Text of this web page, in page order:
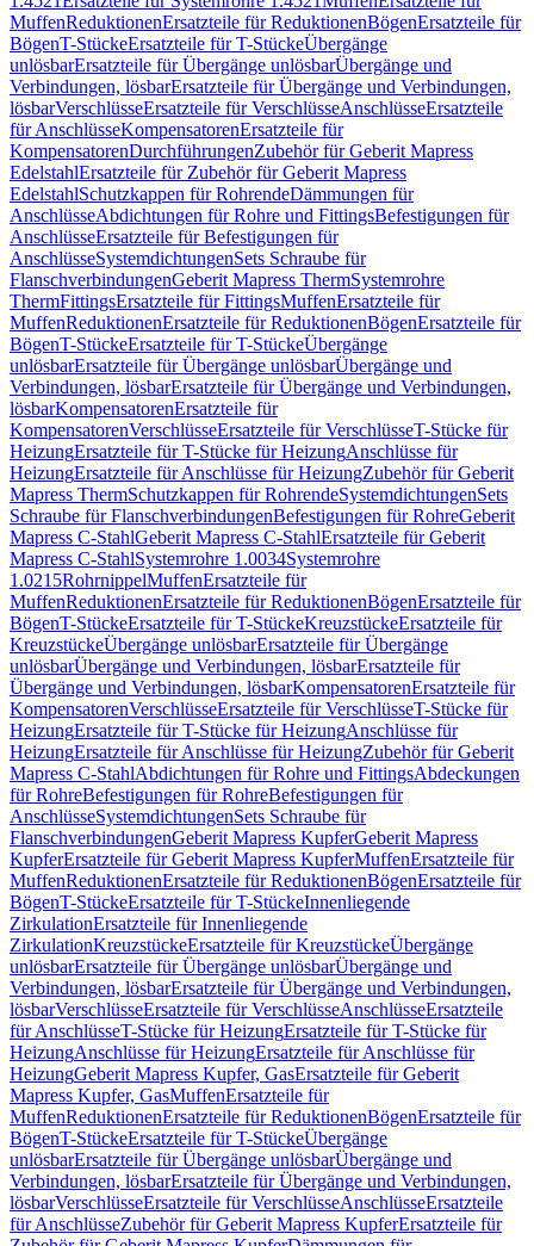
MuffenReduktionenErsatzteile für ReduktionenBögenErsatzteile für
BögenT-StückeErsatzteile für T-StückeÜbergänge
unlösbarErsatzteile für Übergänge unlösbarÜbergänge und
Verbindungen, lösbarErsatzteile für Übergänge und Verbindungen,
lösbarVerschlüsseErsatzteile für VerschlüsseAnschlüsseErsatzteile
für AnschlüsseKompensatorenErsatzteile für
KompensatorenDurchführungenZubehör für Geberit Mapress
EdelstahlErsatzteile für Zubehör für Geberit Mapress
EdelstahlSchutzkappen für RohrendeDämmungen für
AnschlüsseAbdichtungen für Rohre und FittingsBefestigungen für
AnschlüsseErsatzteile für Befestigungen für
AnschlüsseSystemdichtungenSets Schraube für
FlanschverbindungenGeberit Mapress ThermSystemrohre
ThermFittingsErsatzteile für FittingsMuffenErsatzteile für
MuffenReduktionenErsatzteile für ReduktionenBögenErsatzteile für
BögenT-StückeErsatzteile für T-StückeÜbergänge
unlösbarErsatzteile für Übergänge unlösbarÜbergänge und
Verbindungen, lösbarErsatzteile für Übergänge und Verbindungen,
lösbarKompensatorenErsatzteile für
KompensatorenVerschlüsseErsatzteile für VerschlüsseT-Stücke für
HeizungErsatzteile für T-Stücke für HeizungAnschlüsse für
HeizungErsatzteile für Anschlüsse für HeizungZubehör für Geberit
Mapress ThermSchutzkappen für RohrendeSystemdichtungenSets
Schraube für FlanschverbindungenBefestigungen für RohreGeberit
Mapress C-StahlGeberit Mapress C-StahlErsatzteile für Geberit
Mapress C-StahlSystemrohre 1.0034Systemrohre
1.0215RohrnippelMuffenErsatzteile für
MuffenReduktionenErsatzteile für ReduktionenBögenErsatzteile für
BögenT-StückeErsatzteile für T-StückeKreuzstückeErsatzteile für
KreuzstückeÜbergänge unlösbarErsatzteile für Übergänge
unlösbarÜbergänge und Verbindungen, lösbarErsatzteile für
Übergänge und Verbindungen, lösbarKompensatorenErsatzteile für
KompensatorenVerschlüsseErsatzteile für VerschlüsseT-Stücke für
HeizungErsatzteile für T-Stücke für HeizungAnschlüsse für
HeizungErsatzteile für Anschlüsse für HeizungZubehör für Geberit
Mapress C-StahlAbdichtungen für Rohre und FittingsAbdeckungen
für RohreBefestigungen für RohreBefestigungen für
AnschlüsseSystemdichtungenSets Schraube für
FlanschverbindungenGeberit Mapress KupferGeberit Mapress
KupferErsatzteile für Geberit Mapress KupferMuffenErsatzteile für
MuffenReduktionenErsatzteile für ReduktionenBögenErsatzteile für
BögenT-StückeErsatzteile für T-StückeInnenliegende
ZirkulationErsatzteile für Innenliegende
ZirkulationKreuzstückeErsatzteile für KreuzstückeÜbergänge
unlösbarErsatzteile für Übergänge unlösbarÜbergänge und
Verbindungen, lösbarErsatzteile für Übergänge und Verbindungen,
lösbarVerschlüsseErsatzteile für VerschlüsseAnschlüsseErsatzteile
für AnschlüsseT-Stücke für HeizungErsatzteile für T-Stücke für
HeizungAnschlüsse für HeizungErsatzteile für Anschlüsse für
HeizungGeberit Mapress Kupfer, GasErsatzteile für Geberit
Mapress Kupfer, GasMuffenErsatzteile für
MuffenReduktionenErsatzteile für ReduktionenBögenErsatzteile für
BögenT-StückeErsatzteile für T-StückeÜbergänge
unlösbarErsatzteile für Übergänge unlösbarÜbergänge und
Verbindungen, lösbarErsatzteile für Übergänge und Verbindungen,
lösbarVerschlüsseErsatzteile für VerschlüsseAnschlüsseErsatzteile
für AnschlüsseZubehör für Geberit Mapress KupferErsatzteile für